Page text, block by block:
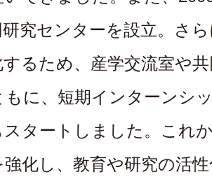
究センターを設立。さ
るため、産学交流室や
に、短期インターンシ
スタートしました。これ
強化し、教育や研究の活